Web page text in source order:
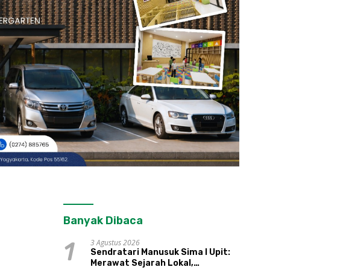
Banyak Dibaca
1
3 Agustus 2026
Sendratari Manusuk Sima I Upit:
Merawat Sejarah Lokal,